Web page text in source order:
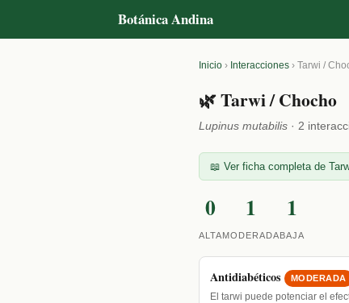
Botánica Andina
Inicio › Interacciones › Tarwi /
🌿 Tarwi / Chocho
Lupinus mutabilis · 2
📖 Ver ficha completa de
0
ALTA
1
MODERADA
1
BAJA
Antidiabéticos MODERADA
El tarwi puede potenciar el